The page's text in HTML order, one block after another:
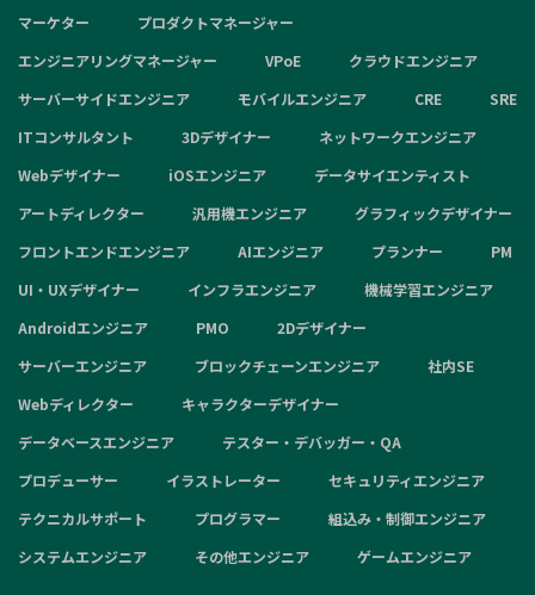
マーケター
プロダクトマネージャー
エンジニアリングマネージャー
VPoE
クラウドエンジニア
サーバーサイドエンジニア
モバイルエンジニア CRE
SRE
ITコンサルタント
3Dデザイナー
ネットワークエンジニア
Webデザイナー
iOSエンジニア
データサイエンティスト
アートディレクター
汎用機エンジニア
グラフィックデザイナー
フロントエンドエンジニア
AIエンジニア プランナー
PM
UI・UXデザイナー
インフラエンジニア
機械学習エンジニア
Androidエンジニア
PMO
2Dデザイナー
サーバーエンジニア
ブロックチェーンエンジニア
社内SE
Webディレクター
キャラクターデザイナー
データベースエンジニア
テスター・デバッガー・QA
プロデューサー
イラストレーター
セキュリティエンジニア
テクニカルサポート
プログラマー
組込み・制御エンジニア
システムエンジニア
その他エンジニア ゲームエンジニア